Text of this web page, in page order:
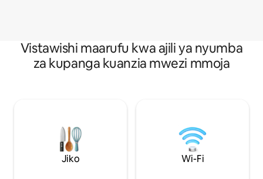
Vistawishi maarufu kwa ajili ya nyumba
za kupanga kuanzia mwezi mmoja
Jiko Wi-Fi